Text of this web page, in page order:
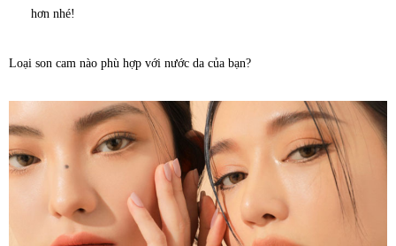
hơn nhé!
Loại son cam nào phù hợp với nước da của bạn?